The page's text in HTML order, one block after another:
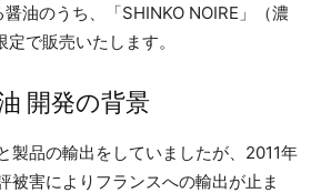
油のうち、「SHINKO NOIRE」（濃
で販売いたします。
開発の背景
製品の輸出をしていましたが、2011年
被害によりフランスへの輸出が止ま